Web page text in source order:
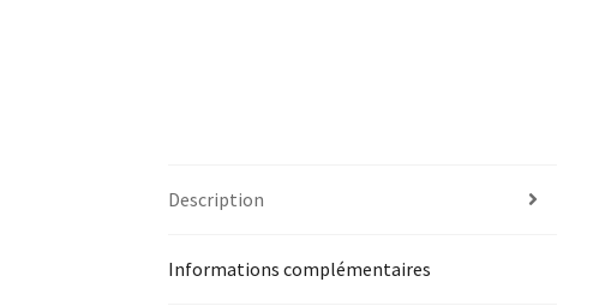
Description
Informations complémentaires